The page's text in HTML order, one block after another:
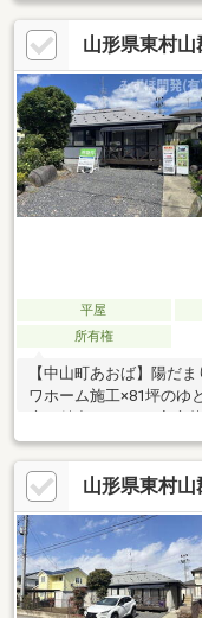
山形県東村
平屋
所有権
【中山町あおば】陽だ
ワホーム施工×81坪のゆ
庭が魅力の2LDK。家庭
ブンイレブンへ徒歩2分
ています。大手メーカ
自由度が魅力。落ち着
方にぴったりの一台です
山形県東村